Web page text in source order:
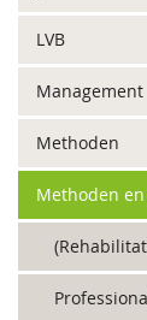
LVB
Management
Methoden
Methoden